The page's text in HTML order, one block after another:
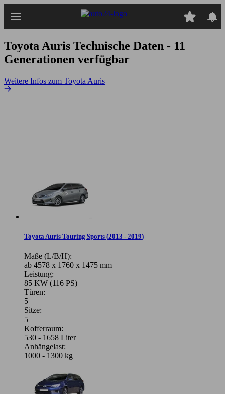
Hauptinhalt
Toyota Auris Technische Daten - 11
Generationen verfügbar
Weitere Infos zum Toyota Auris
Toyota Auris Touring Sports (2013 - 2019)
Maße (L/B/H):
ab 4578 x 1760 x 1475 mm
Leistung:
85 KW (116 PS)
Türen:
5
Sitze:
5
Kofferraum:
530 - 1658 Liter
Anhängelast:
1000 - 1300 kg